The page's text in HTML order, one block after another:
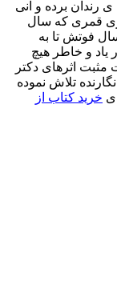
رندان برده و آنی
قمری که سال
فوتش تا به
یاد و خاطر هیچ
اثرهای دکتر
تلاش نموده
خرید کتاب از